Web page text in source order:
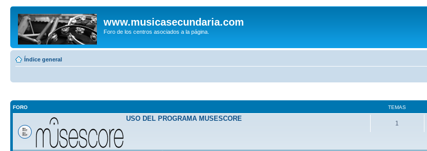
www.musicasecundaria.com
Foro de los centros asociados a la página.
Índice general
FORO TEMAS
USO DEL PROGRAMA MUSESCORE
1